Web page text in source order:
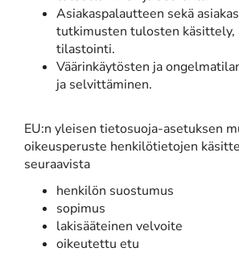
Asiakaspalautteen sekä
tutkimusten tulosten käsittely,
tilastointi.
Väärinkäytösten ja
ja selvittäminen.
EU:n yleisen tietosuoja-asetuksen
oikeusperuste henkilötietojen
seuraavista
henkilön suostumus
sopimus
lakisääteinen velvoite
oikeutettu etu